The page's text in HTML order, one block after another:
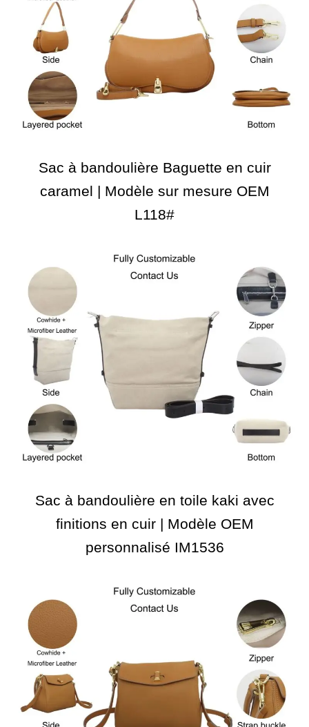
Sac à bandoulière Baguette en cuir
caramel | Modèle sur mesure OEM
L118#
Sac à bandoulière en toile kaki avec
finitions en cuir | Modèle OEM
personnalisé IM1536